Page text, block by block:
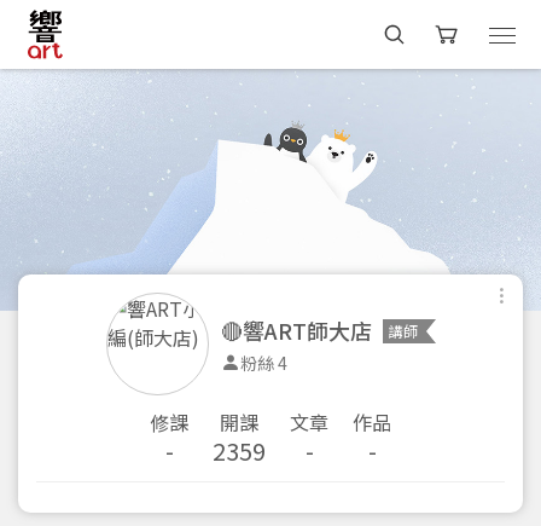
🔴響ART師大店 講師
粉絲 4
修課
-
開課
2359
文章
-
作品
-